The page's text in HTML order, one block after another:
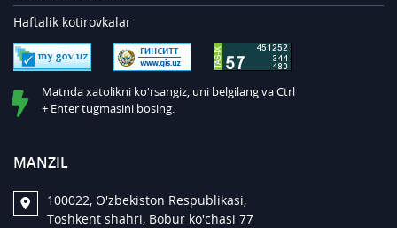
Haftalik kotirovkalar
Matnda xatolikni ko'rsangiz, uni belgilang va Ctrl
+ Enter tugmasini bosing.
MANZIL
100022, O'zbekiston Respublikasi,
Toshkent shahri, Bobur ko'chasi 77